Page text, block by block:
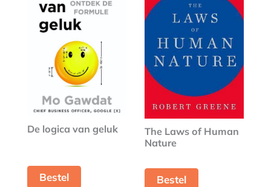
De logica van geluk
Bestel
The Laws of Human
Nature
Bestel